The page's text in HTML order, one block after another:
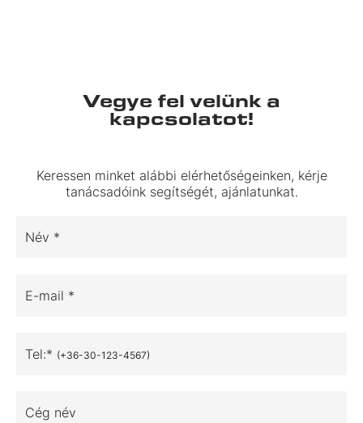
Vegye fel velünk a
kapcsolatot!
Keressen minket alábbi elérhetőségeinken, kérje
tanácsadóink segítségét, ajánlatunkat.
Név *
E-mail *
Tel:* (+36-30-123-4567)
Cég név